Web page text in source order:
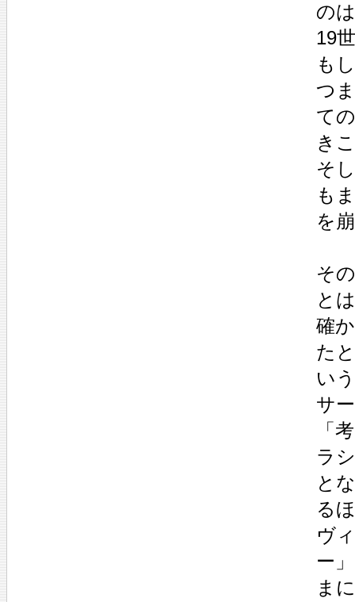
の
19
も
つ
て
き
そ
も
を
そ
と
確
た
い
サ
「
ラ
と
る
ヴ
ー
ま